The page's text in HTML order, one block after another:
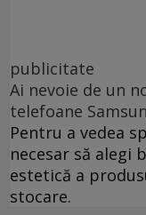
publicitate
Ai nevoie de un
telefoane
Pentru a vedea
necesar să alegi
estetică a
stocare.